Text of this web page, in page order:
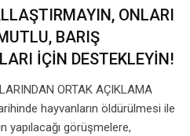
ONLARI
BARIŞ
İÇİN DESTEKLEYİN!
ORTAK AÇIKLAMA
hayvanların öldürülmesi ile
yapılacağı görüşmelere,